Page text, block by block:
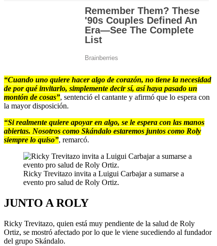
“Cuando uno quiere hacer algo de corazón, no tiene la necesidad
de por qué invitarlo, simplemente decir sí, así haya pasado un
montón de cosas”, sentenció el cantante y afirmó que lo espera con
la mayor disposición.
“Si realmente quiere apoyar en algo, se le espera con las manos
abiertas. Nosotros como Skándalo estaremos juntos como Roly
siempre lo quiso”, remarcó.
Ricky Trevitazo invita a Luigui Carbajar a sumarse a
evento pro salud de Roly Ortiz.
JUNTO A ROLY
Ricky Trevitazo, quien está muy pendiente de la salud de Roly
Ortiz, se mostró afectado por lo que le viene sucediendo al fundador
del grupo Skándalo.